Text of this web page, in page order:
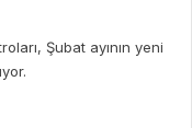
Şubat ayının yeni